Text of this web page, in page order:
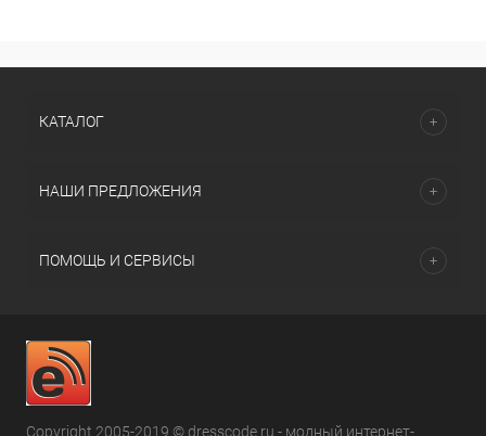
КАТАЛОГ
НАШИ ПРЕДЛОЖЕНИЯ
ПОМОЩЬ И СЕРВИСЫ
Copyright 2005-2019 © dresscode.ru - модный интернет-